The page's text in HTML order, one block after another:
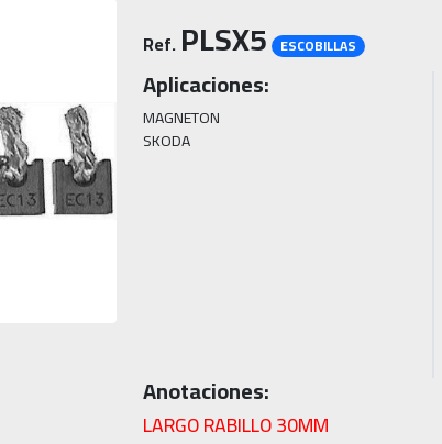
Ref. PLSX5 ESCOBILLAS
Aplicaciones:
MAGNETON
SKODA
Anotaciones:
LARGO RABILLO 30MM